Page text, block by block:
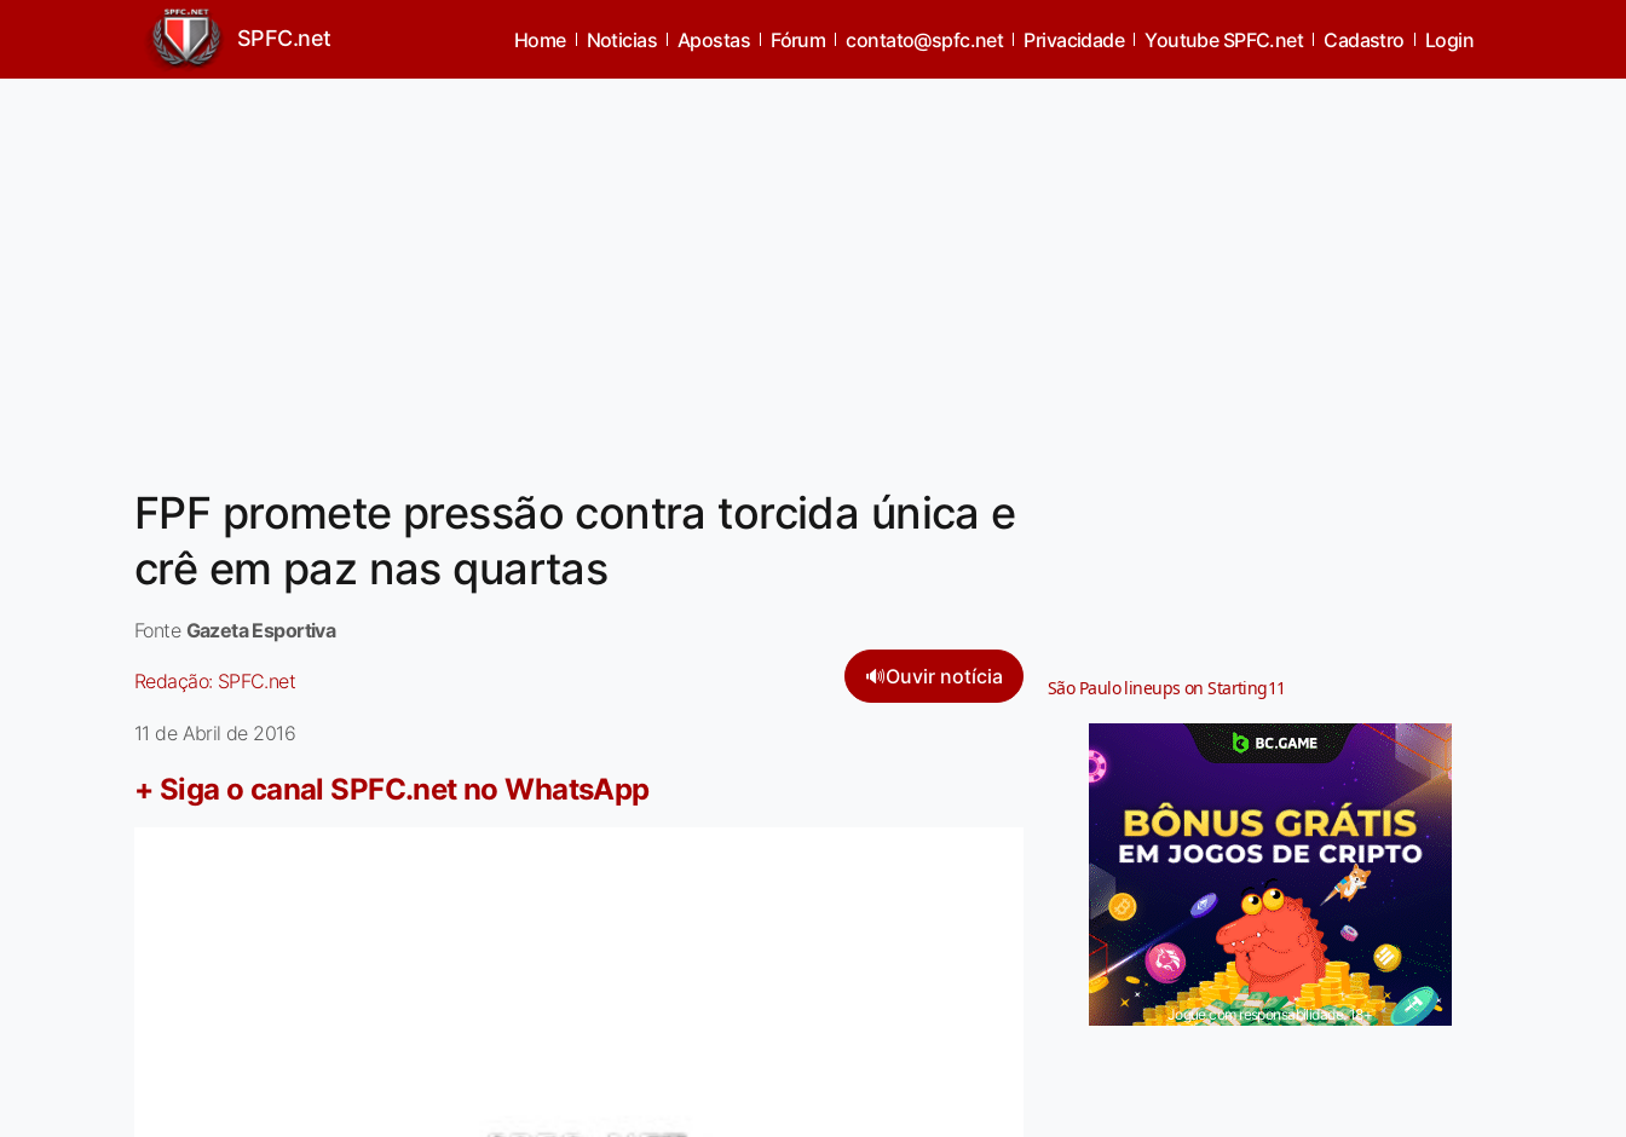
SPFC.net Home Noticias Apostas Fórum contato@spfc.net Privacidade Youtube SPFC.net Cadastro Login
FPF promete pressão contra torcida única e
crê em paz nas quartas
Fonte Gazeta Esportiva
Redação: SPFC.net 🔊Ouvir notícia
11 de Abril de 2016
+ Siga o canal SPFC.net no WhatsApp
São Paulo lineups on Starting11
Jogue com responsabilidade. 18+